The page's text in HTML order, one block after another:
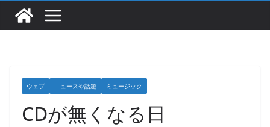
ウェブ ニュースや話題 ミュージック
CDが無くなる日